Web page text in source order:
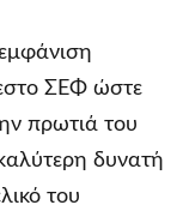
ΣΕΦ ώστε
πρωτιά του
δυνατή
του